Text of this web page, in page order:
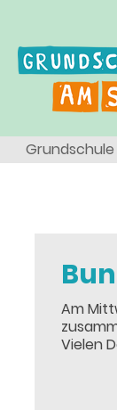
Am
Vielen
Kinder
Eltern
Team
Wir als